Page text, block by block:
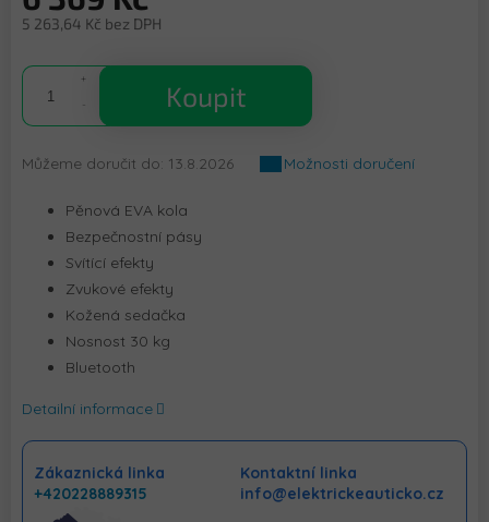
5
5 263,64 Kč bez DPH
cena:
Koupit
Můžeme doručit do: 13.8.2026 Možnosti doručení
Pěnová EVA kola
Bezpečnostní pásy
Svítící efekty
Zvukové efekty
Kožená sedačka
Nosnost 30 kg
Bluetooth
Detailní informace
Zákaznická linka
+420228889315
Kontaktní linka
info@elektrickeauticko.cz